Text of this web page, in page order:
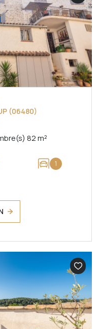
(06480)
Villa 3 pièce(s) 2 chambre(s) 82 m²
1